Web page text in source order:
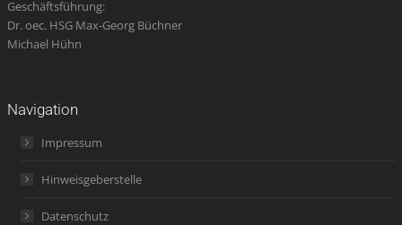
Geschäftsführung:
Dr. oec. HSG Max-Georg Büchner
Michael Hühn
Navigation
Impressum
Hinweisgeberstelle
Datenschutz